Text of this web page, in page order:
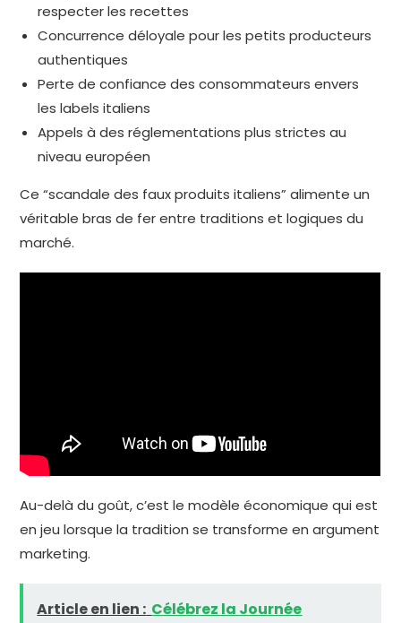
respecter les recettes
Concurrence déloyale pour les petits producteurs
authentiques
Perte de confiance des consommateurs envers
les labels italiens
Appels à des réglementations plus strictes au
niveau européen
Ce “scandale des faux produits italiens” alimente un
véritable bras de fer entre traditions et logiques du
marché.
Au-delà du goût, c’est le modèle économique qui est
en jeu lorsque la tradition se transforme en argument
marketing.
Article en lien : Célébrez la Journée